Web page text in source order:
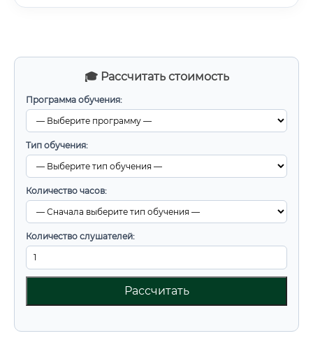
🎓 Рассчитать стоимость
Программа обучения:
Тип обучения:
Количество часов:
Количество слушателей:
Рассчитать